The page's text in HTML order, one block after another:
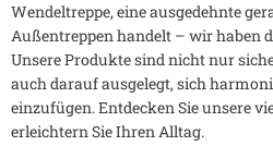
Wendeltreppe, eine ausgedehnte
Außentreppen handelt – wir haben
Unsere Produkte sind nicht nur
auch darauf ausgelegt, sich
einzufügen. Entdecken Sie unsere
erleichtern Sie Ihren Alltag.